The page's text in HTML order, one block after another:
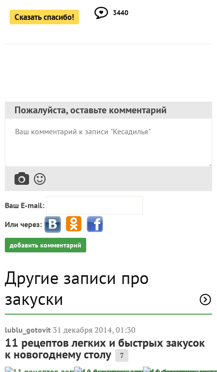
Сказать спасибо! 3440
Пожалуйста, оставьте комментарий
Ваш E-mail:
Или через:
добавить комментарий
Другие записи про
закуски
lublu_gotovit 31 декабря 2014, 01:30
11 рецептов легких и быстрых закусок
к новогоднему столу 7